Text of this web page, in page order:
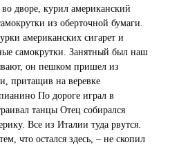
дворе, курил американский
из оберточной бумаги.
американских сигарет и
самокрутки. Занятный был наш
он пешком пришел из
притащив на веревке
По дороге играл в
танцы Отец собирался
Все из Италии туда рвутся.
что остался здесь, – не скопил